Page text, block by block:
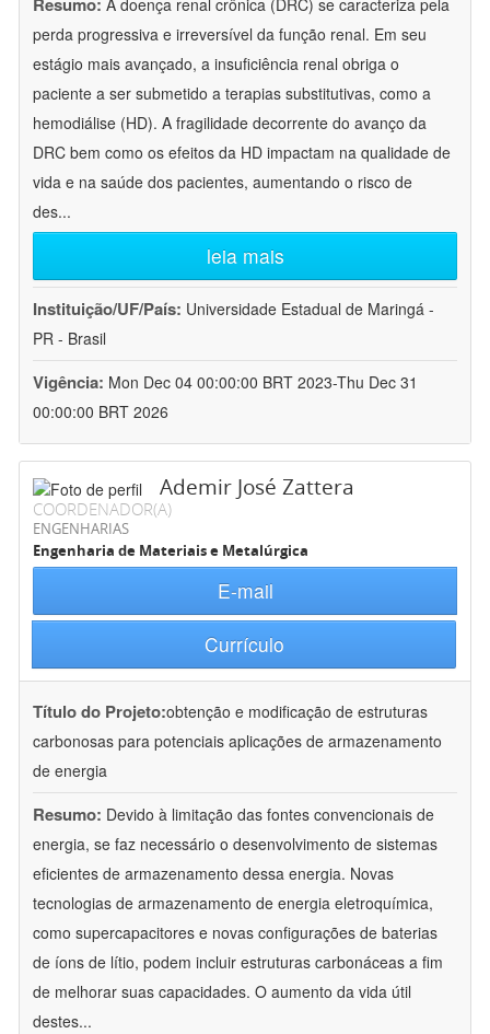
A doença renal crônica (DRC) se caracteriza pela
perda progressiva e irreversível da função renal. Em seu
estágio mais avançado, a insuficiência renal obriga o
paciente a ser submetido a terapias substitutivas, como a
hemodiálise (HD). A fragilidade decorrente do avanço da
DRC bem como os efeitos da HD impactam na qualidade de
vida e na saúde dos pacientes, aumentando o risco de
des...
leia mais
Instituição/UF/País: Universidade Estadual de Maringá -
PR - Brasil
Vigência: Mon Dec 04 00:00:00 BRT 2023-Thu Dec 31
00:00:00 BRT 2026
Ademir José Zattera
COORDENADOR(A)
ENGENHARIAS
Engenharia de Materiais e Metalúrgica
E-mail
Currículo
Título do Projeto:obtenção e modificação de estruturas
carbonosas para potenciais aplicações de armazenamento
de energia
Resumo: Devido à limitação das fontes convencionais de
energia, se faz necessário o desenvolvimento de sistemas
eficientes de armazenamento dessa energia. Novas
tecnologias de armazenamento de energia eletroquímica,
como supercapacitores e novas configurações de baterias
de íons de lítio, podem incluir estruturas carbonáceas a fim
de melhorar suas capacidades. O aumento da vida útil
destes...